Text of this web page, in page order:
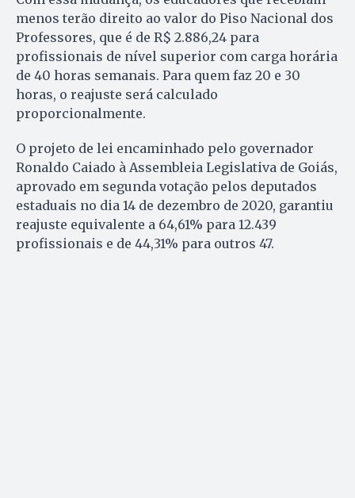
menos terão direito ao valor do Piso Nacional dos
Professores, que é de R$ 2.886,24 para
profissionais de nível superior com carga horária
de 40 horas semanais. Para quem faz 20 e 30
horas, o reajuste será calculado
proporcionalmente.
O projeto de lei encaminhado pelo governador
Ronaldo Caiado à Assembleia Legislativa de Goiás,
aprovado em segunda votação pelos deputados
estaduais no dia 14 de dezembro de 2020, garantiu
reajuste equivalente a 64,61% para 12.439
profissionais e de 44,31% para outros 47.